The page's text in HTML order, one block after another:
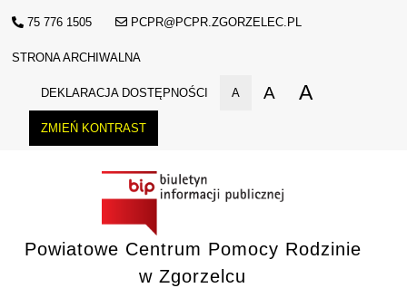
75 776 1505 PCPR@PCPR.ZGORZELEC.PL
STRONA ARCHIWALNA
DEKLARACJA DOSTĘPNOŚCI A A A
ZMIEŃ KONTRAST
Powiatowe Centrum Pomocy Rodzinie
w Zgorzelcu